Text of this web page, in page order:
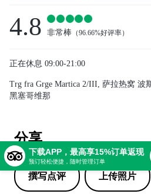
4.8 非常棒 （96.66%好评率）
正在休息 09:00-21:00
Trg fra Grge Martica 2/III, 萨拉热窝 波
黑塞哥维那
分享
撰写点评 上传照片
下载APP，最高享15%订单返现
预订轻松便捷，随时管理订单